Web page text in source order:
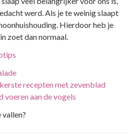
werd. Als je te weinig slaapt
Hierdoor heb je
zoet dan normaal.
recepten met zevenblad
voeren aan de vogels